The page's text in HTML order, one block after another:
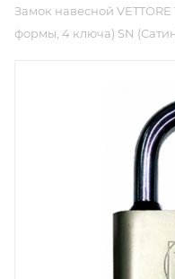
Замок навесной
формы, 4 ключа) SN